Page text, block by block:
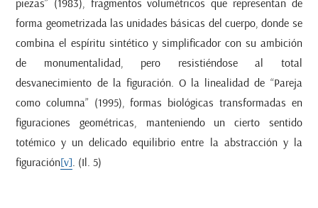
forma geometrizada las unidades básicas del cuerpo, donde se
combina el espíritu sintético y simplificador con su ambición
de monumentalidad, pero resistiéndose al total
desvanecimiento de la figuración. O la linealidad de “Pareja
como columna” (1995), formas biológicas transformadas en
figuraciones geométricas, manteniendo un cierto sentido
totémico y un delicado equilibrio entre la abstracción y la
figuración[v] . (Il. 5)